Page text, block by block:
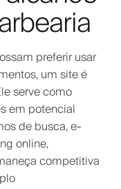
preferir usar
um site é
serve como
em potencial
de busca, e-
online,
competitiva